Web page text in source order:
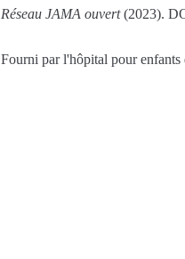
Réseau JAMA ouvert(2023).
Fourni par l'hôpital pour enfants